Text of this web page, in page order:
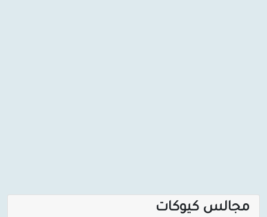
مجالس كيوكات